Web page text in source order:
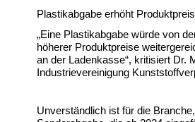
Plastikabgabe erhöht
„Eine Plastikabgabe würde von
höherer Produktpreise
an der Ladenkasse“, kritisiert Dr.
Industrievereinigung
Unverständlich ist für die